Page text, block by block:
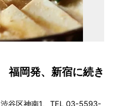
福岡発、新宿に続き
谷区神南1、TEL 03-5593-